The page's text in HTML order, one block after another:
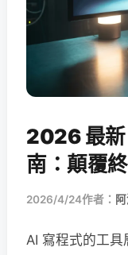
2026 最
南：顛覆
2026/4/24作者：
AI 寫程式的工